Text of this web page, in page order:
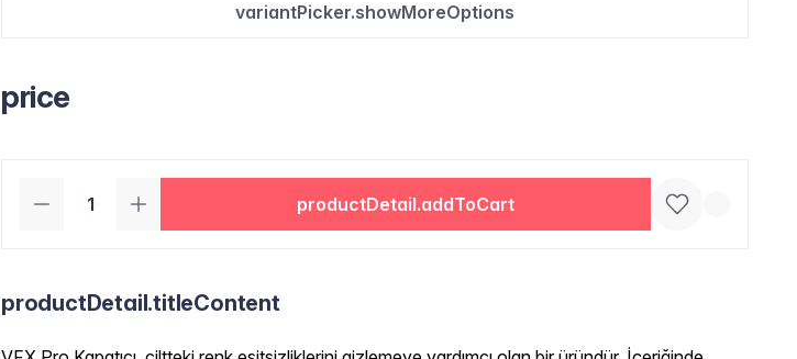
variantPicker.showMoreOptions
price
productDetail.addToCart
productDetail.titleContent